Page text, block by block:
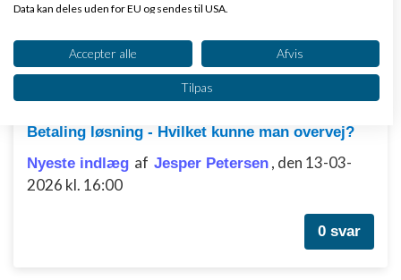
2026 kl. 21:43
Betaling løsning - Hvilket kunne man overvej?
Nyeste indlæg af Jesper Petersen , den 13-03-
2026 kl. 16:00
0 svar
Data kan deles uden for EU og sendes til USA.
Se partnerliste (2 IAB-leverandører)
Vi bruger dine data til følgende formål:
IAB's behandlingsformål:
Opbevare og/eller tilgå oplysninger på en
enhed
Bruge begrænsede oplysninger til at vælge
annoncering
Accepter alle Afvis
Tilpas